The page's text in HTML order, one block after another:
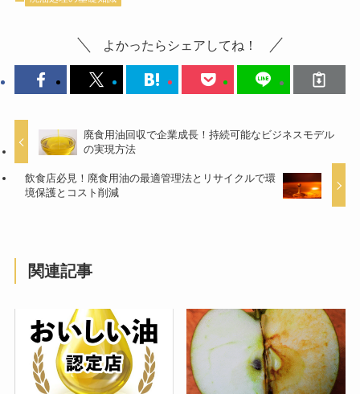
よかったらシェアしてね！
廃食用油回収で企業成長！持続可能なビジネスモデル
の実現方法
飲食店必見！廃食用油の最適管理法とリサイクルで環
境保護とコスト削減
関連記事